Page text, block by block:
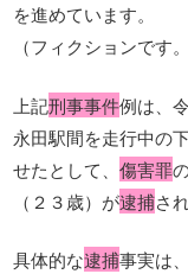
を進めています。
（フィクションです。
上記刑事事件例は、
永田駅間を走行中の
せたとして、傷害罪
（２３歳）が逮捕さ
具体的な逮捕事実は